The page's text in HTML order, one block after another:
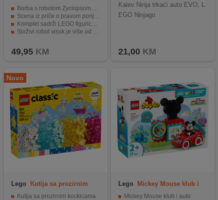
Borba s robotom Zyclopsom na planetu T’kani Prime
Scena iz priče o pravom porijeklu Buzza Svjetlosnog
Komplet sadrži LEGO figurice Buzza Svjetlosnog i Izzy
Složivi robot visok je više od 12 cm
49,95KM
Kaiev Ninja trkaći auto EVO, L
EGO Ninjago
21,00 KM
Novo
Lego
Kutija sa prozirnim
Kutija sa prozirnim kockicama
Lego
Mickey Mouse klub i
Mickey Mouse klub i auto